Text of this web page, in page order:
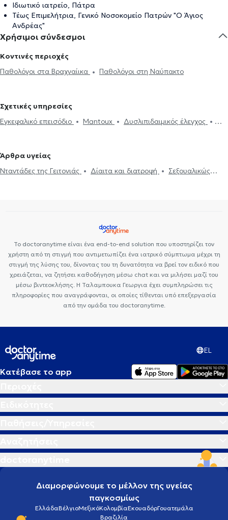
Ιδιωτικό ιατρείο, Πάτρα
Τέως Επιμελήτρια, Γενικό Νοσοκομείο Πατρών "Ο Άγιος
Ανδρέας"
Χρήσιμοι σύνδεσμοι
Κοντινές περιοχές
Παθολόγοι στα Βραχναίικα
Παθολόγοι στη Ναύπακτο
Σχετικές υπηρεσίες
Εγκεφαλικό επεισόδιο
Mantoux
Δυσλιπιδαιμικός έλεγχος
Νταντάδες της Γειτονιάς
Διαβήτης
Holter πίεσης Δίπλωμα Οδήγησης
Strep test
Άρθρα υγείας
Νταντάδες της Γειτονιάς
Δίαιτα και διατροφή
Σεξουαλικώς
Το doctoranytime είναι ένα end-to-end solution που υποστηρίζει τον
χρήστη από τη στιγμή που αντιμετωπίζει ένα ιατρικό σύμπτωμα μέχρι τη
στιγμή της λύσης του, δίνοντας του τη δυνατότητα να βρεί τον ειδικό που
χρειάζεται, να ζητήσει καθοδήγηση μέσω chat και να μιλήσει μαζί του
μέσω βιντεοκλήσης. Η Ταλαμπουκα Γεωργια έχει συμπληρώσει τις
πληροφορίες που αναγράφονται, οι οποίες τίθενται υπό επεξεργασία
από την ομάδα του doctoranytime.
EL
Κατέβασε το app
Διαμορφώνουμε το μέλλον της υγείας
παγκοσμίως
ΕλλάδαΒέλγιοΜεξικόΚολομβίαΕκουαδόρΓουατεμάλα
Βραζιλία